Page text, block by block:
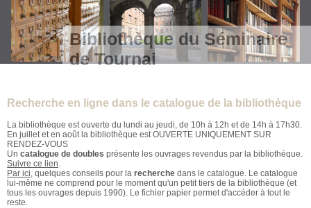
Bibliothèque du Séminaire
de Tournai
Recherche en ligne dans le catalogue de la bibliothèque
La bibliothèque est ouverte du lundi au jeudi, de 10h à 12h et de 14h à 17h30.
En juillet et en août la bibliothèque est OUVERTE UNIQUEMENT SUR
RENDEZ-VOUS
Un catalogue de doubles présente les ouvrages revendus par la bibliothèque.
Suivre ce lien.
Par ici, quelques conseils pour la recherche dans le catalogue. Le catalogue
lui-même ne comprend pour le moment qu'un petit tiers de la bibliothèque (et
tous les ouvrages depuis 1990). Le fichier papier permet d'accéder à tout le
reste.